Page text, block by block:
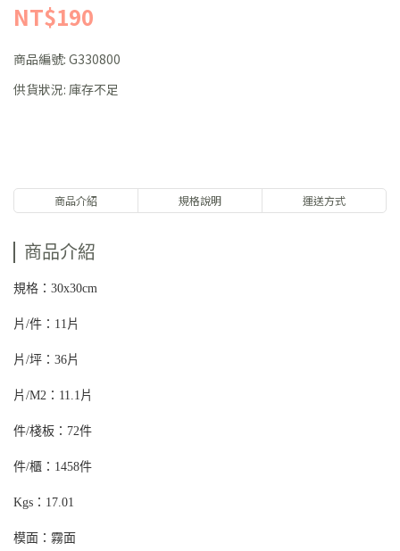
NT$190
商品編號: G330800
供貨狀況: 庫存不足
商品介紹 規格說明 運送方式
商品介紹
規格：30x30cm
片/件：11片
片/坪：36片
片/M2：11.1片
件/棧板：72件
件/櫃：1458件
Kgs：17.01
模面：霧面